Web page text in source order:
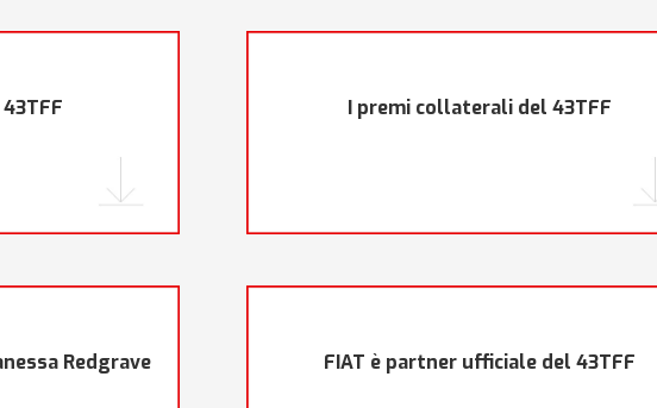
I premi collaterali del 43TFF
Redgrave FIAT è partner ufficiale del 43TFF